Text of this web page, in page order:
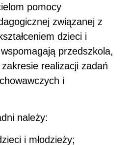
pomocy
związanej z
dzieci i
przedszkola,
realizacji zadań
i
należy:
i młodzieży;